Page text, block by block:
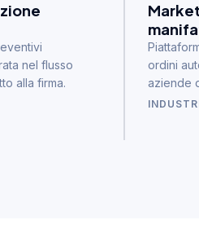
nel flusso
alla firma.
ordini
aziende